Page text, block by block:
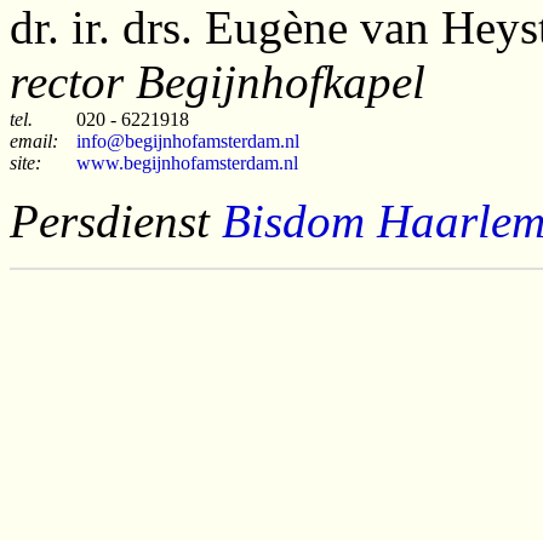
dr. ir. drs. Eugène van
rector Begijnhofkapel
tel.
020 - 6221918
email:
info@begijnhofamsterdam.nl
site:
www.begijnhofamsterdam.nl
Persdienst Bisdom